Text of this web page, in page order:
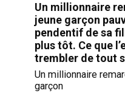
Un millionnaire
jeune garçon
pendentif de sa
plus tôt. Ce que
trembler de tout
Un millionnaire
garçon